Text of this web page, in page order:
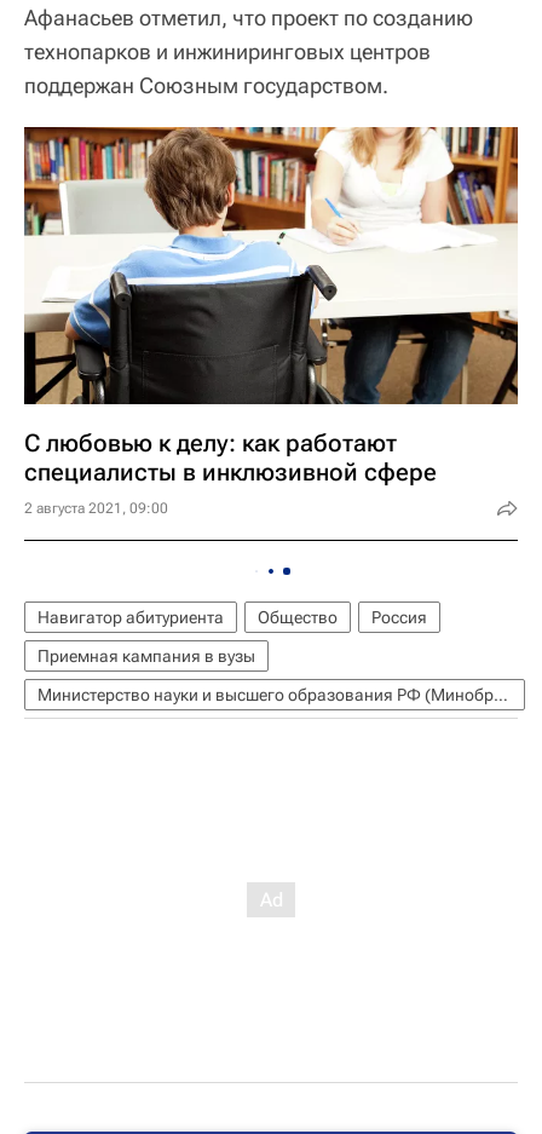
Афанасьев отметил, что проект по созданию
технопарков и инжиниринговых центров
поддержан Союзным государством.
С любовью к делу: как работают
специалисты в инклюзивной сфере
2 августа 2021, 09:00
Навигатор абитуриента Общество
Россия
Приемная кампания в вузы
Министерство науки и высшего образования РФ (Минобрнауки России)